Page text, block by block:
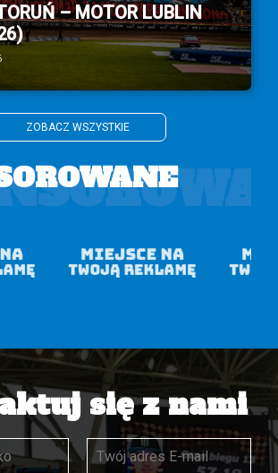
– MOTOR LUBLIN
ZOBACZ WSZYSTKIE
się z nami